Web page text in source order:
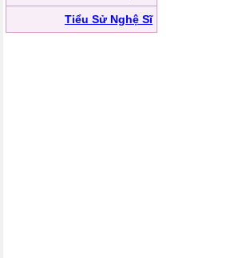
Tiểu Sử Nghệ Sĩ